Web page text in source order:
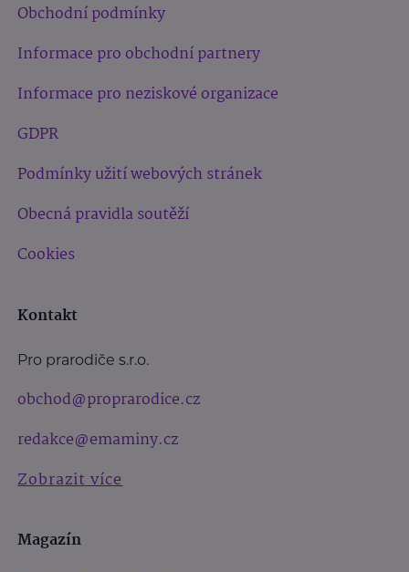
Obchodní podmínky
Informace pro obchodní partnery
Informace pro neziskové organizace
GDPR
Podmínky užití webových stránek
Obecná pravidla soutěží
Cookies
Kontakt
Pro prarodiče s.r.o.
obchod@proprarodice.cz
redakce@emaminy.cz
Zobrazit více
Magazín